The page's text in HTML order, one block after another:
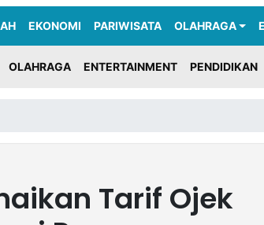
EKONOMI PARIWISATA OLAHRAGA
OLAHRAGA ENTERTAINMENT PENDIDIKAN
Tarif Ojek